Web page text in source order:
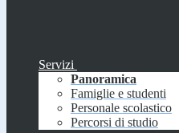
Servizi
Panoramica
Famiglie e studenti
Personale scolastico
Percorsi di studio